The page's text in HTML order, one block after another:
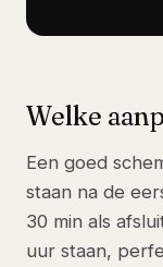
Welke
Een goed
staan na de
30 min als
uur staan,